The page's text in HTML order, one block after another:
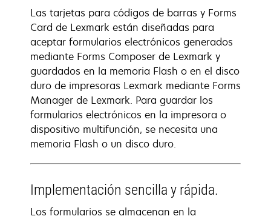
Las tarjetas para códigos de barras y Forms
Card de Lexmark están diseñadas para
aceptar formularios electrónicos generados
mediante Forms Composer de Lexmark y
guardados en la memoria Flash o en el disco
duro de impresoras Lexmark mediante Forms
Manager de Lexmark. Para guardar los
formularios electrónicos en la impresora o
dispositivo multifunción, se necesita una
memoria Flash o un disco duro.
Implementación sencilla y rápida.
Los formularios se almacenan en la